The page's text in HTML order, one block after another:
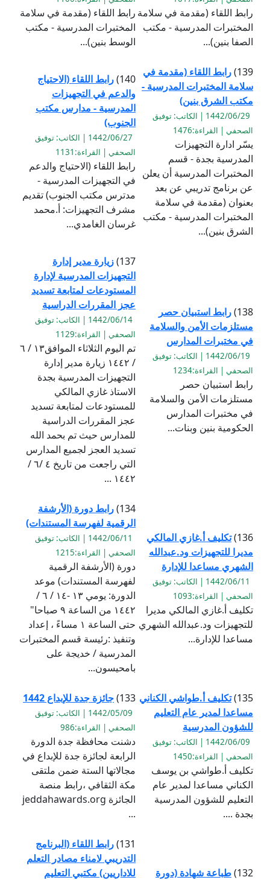
رابط اللقاء (مقدمة في سلامة
المختبرات المدرسية - مكتب
الصفا بنين)...
رابط اللقاء (مقدمة في سلامة
المختبرات المدرسية - مكتب
الوسط بنين)...
139) رابط اللقاء (مقدمة في
سلامة المختبرات المدرسية -
مكتب الشرق بنين)
1442/06/29 | الكاتب: توفيق
الصحفي | القراءة:1476
يسّر ادارة التجهيزات
المدرسية بجدة - قسم
المختبرات المدرسية أن يعلن
عن برنامج تدريبي عن بعد
بعنوان (مقدمة في سلامة
المختبرات المدرسية - مكتب
الشرق بنين)...
140) رابط اللقاء (الاحتياج
والدعم في التجهيزات
المدرسية - مدارس مكتب
الجنوب)
1442/06/27 | الكاتب: توفيق
الصحفي | القراءة:1131
رابط اللقاء (الاحتياج والدعم
في التجهيزات المدرسية -
مدترس مكتب الجنوب) تقديم
مشرف التجهيزات: أ.محمد
غرسان الغامدي...
138) رابط استبيان حصر
مستلزمات الأمن والسلامة
في مختبرات المدارس
1442/06/19 | الكاتب: توفيق
الصحفي | القراءة:1234
رابط استبيان حصر
مستلزمات الأمن والسلامة
في مختبرات المدارس
الحكومية بنين وبنات...
137) زيارة مدير إدارة
التجهيزات المدرسية لإدارة
المستودعات لمتابعة تسديد
عجز المقررات الدراسية
1442/06/14 | الكاتب: توفيق
الصحفي | القراءة:1129
تم اليوم الثلاثاء الموافق١٣ / ٦
/ ١٤٤٢ زيارة مدير إدارة
التجهيزات المدرسية بجدة
الاستاذ غازي المالكي
للمستودعات لمتابعة تسديد
عجز المقررات الدراسية
للمدارس حيث تم بحمد الله
تسديد العجز لجميع المدارس
التي راجعت من تاريخ ٤ /٦ /
١٤٤٢ ...
136) تكليف أ.غازي المالكي
مديرا للتجهيزات ود.عبدالله
الشهري مساعدا للإدارة
1442/06/11 | الكاتب: توفيق
الصحفي | القراءة:1093
تكليف أ.غازي المالكي مديرا
للتجهيزات ود.عبدالله الشهري
مساعدا للإدارة...
134) رابط دورة (الأرشفة
الرقمية لفهرسة المستندات)
1442/06/11 | الكاتب: توفيق
الصحفي | القراءة:1215
دورة (الأرشفة الرقمية
لفهرسة المستندات) موعد
الدورة: يومي ١٣ -١٤ / ٦ /
١٤٤٢ من الساعة ٩ صباحا"
حتى الساعة ١ مساءً ، إعداد
وتنفيذ :رئيسة قسم المختبرات
المدرسية / خديجة على
بامحيسون...
135) تكليف أ.طواشي الكناني
مساعدا لمدير عام التعليم
للشؤون المدرسية
1442/06/09 | الكاتب: توفيق
الصحفي | القراءة:1450
تكليف أ.طواشي بن يوسف
الكناني مساعدا لمدير عام
التعليم للشؤون المدرسية
بجدة ....
133) جائزة جدة للإبداع 1442
1442/05/09 | الكاتب: توفيق
الصحفي | القراءة:986
دشنت محافظة جدة الدورة
الرابعة لجائزة جدة للإبداع في
مجالاتها الستة ضمن ملتقى
مكة الثقافي ،رابط منصة
الجائزة jeddahawards.org
...
132) طباعة شهادة (دورة
131) رابط اللقاء (البرنامج
التدريبي لامناء مصادر التعلم
للاداريين) مكتبي التعليم